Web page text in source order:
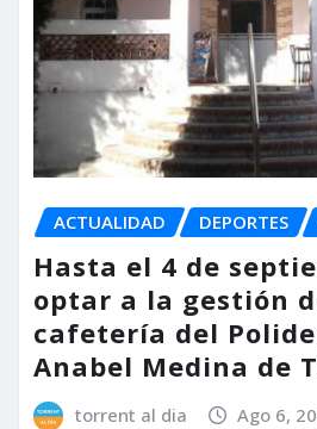
ACTUALIDAD DEPORTES
Hasta el 4 de
optar a la gestión
cafetería del
Anabel Medina de
torrent al dia Ago 6,